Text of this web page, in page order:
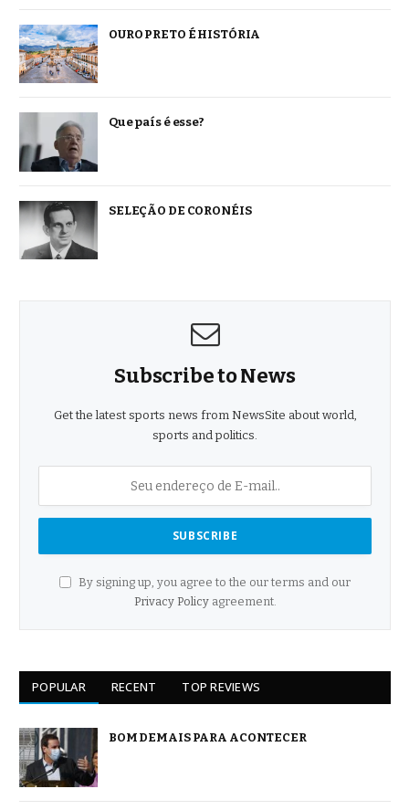
OURO PRETO É HISTÓRIA
Que país é esse?
SELEÇÃO DE CORONÉIS
Subscribe to News
Get the latest sports news from NewsSite about world,
sports and politics.
By signing up, you agree to the our terms and our
Privacy Policyagreement.
POPULAR RECENT TOP REVIEWS
BOM DEMAIS PARA ACONTECER